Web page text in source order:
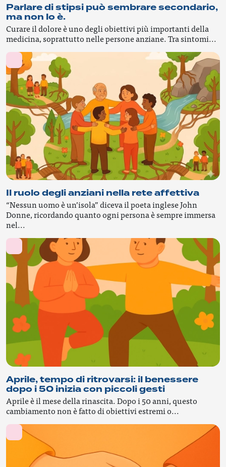
Parlare di stipsi può sembrare secondario,
ma non lo è.
Curare il dolore è uno degli obiettivi più importanti della
medicina, soprattutto nelle persone anziane. Tra sintomi...
Il ruolo degli anziani nella rete affettiva
“Nessun uomo è un’isola” diceva il poeta inglese John
Donne, ricordando quanto ogni persona è sempre immersa
nel...
Aprile, tempo di ritrovarsi: il benessere
dopo i 50 inizia con piccoli gesti
Aprile è il mese della rinascita. Dopo i 50 anni, questo
cambiamento non è fatto di obiettivi estremi o...